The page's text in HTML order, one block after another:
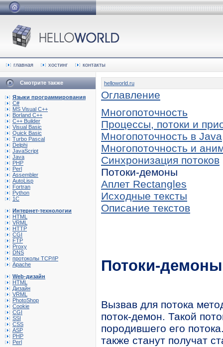
главная хостинг контакты
Смотрите также
Языки программирования
C#
MS Visual C++
Borland C++
C++ Builder
Visual Basic
Quick Basic
Turbo Pascal
Delphi
JavaScript
Java
PHP
Perl
Assembler
AutoLisp
Fortran
Python
1C
Интернет-технологии
HTML
VRML
HTTP
CGI
FTP
Proxy
DNS
протоколы TCP/IP
Apache
Web-дизайн
HTML
Дизайн
VRML
PhotoShop
Cookie
CGI
SSI
CSS
ASP
PHP
Perl
helloworld.ru
Оглавление
Многопоточность
Процессы, потоки и
Многопоточность в Java
Многопоточность и
Синхронизация потоков
Потоки-демоны
Аплет Rectangles
Исходные тексты
Описание текстов
Потоки-демоны
Вызвав для потока
поток-демон. Такой
породившего его
также станут получат